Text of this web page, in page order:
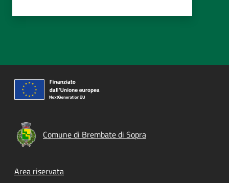
Comune di Brembate di Sopra
Footer menu
Area riservata